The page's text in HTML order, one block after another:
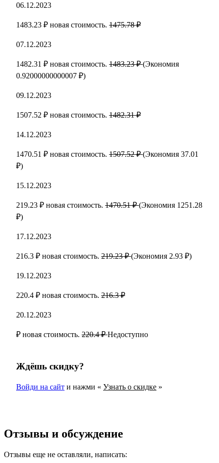
06.12.2023
1483.23 ₽ новая стоимость. 1475.78 ₽
07.12.2023
1482.31 ₽ новая стоимость. 1483.23 ₽(Экономия
0.92000000000007 ₽)
09.12.2023
1507.52 ₽ новая стоимость. 1482.31 ₽
14.12.2023
1470.51 ₽ новая стоимость. 1507.52 ₽(Экономия 37.01
₽)
15.12.2023
219.23 ₽ новая стоимость. 1470.51 ₽(Экономия 1251.28
₽)
17.12.2023
216.3 ₽ новая стоимость. 219.23 ₽(Экономия 2.93 ₽)
19.12.2023
220.4 ₽ новая стоимость. 216.3 ₽
20.12.2023
₽ новая стоимость. 220.4 ₽Недоступно
Ждёшь скидку?
Войди на сайт и нажми « Узнать о скидке »
Отзывы и обсуждение
Отзывы еще не оставляли, написать: